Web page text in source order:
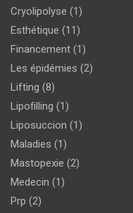
Cryolipolyse (1)
Esthétique (11)
Financement (1)
Les épidémies (2)
Lifting (8)
Lipofilling (1)
Liposuccion (1)
Maladies (1)
Mastopexie (2)
Medecin (1)
Prp (2)